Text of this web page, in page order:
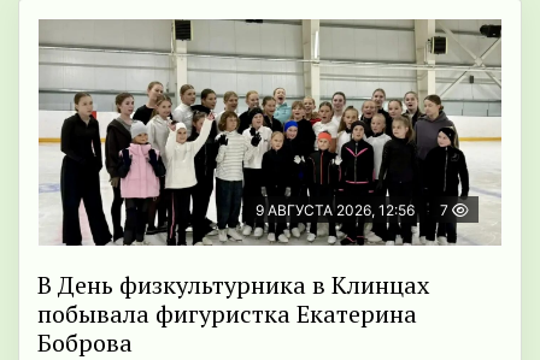
9 АВГУСТА 2026, 12:56 7
В День физкультурника в Клинцах
побывала фигуристка Екатерина
Боброва